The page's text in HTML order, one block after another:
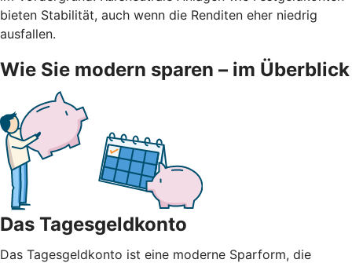
bieten Stabilität, auch wenn die Renditen eher niedrig
ausfallen.
Wie Sie modern sparen – im Überblick
Das Tagesgeldkonto
Das Tagesgeldkonto ist eine moderne Sparform, die